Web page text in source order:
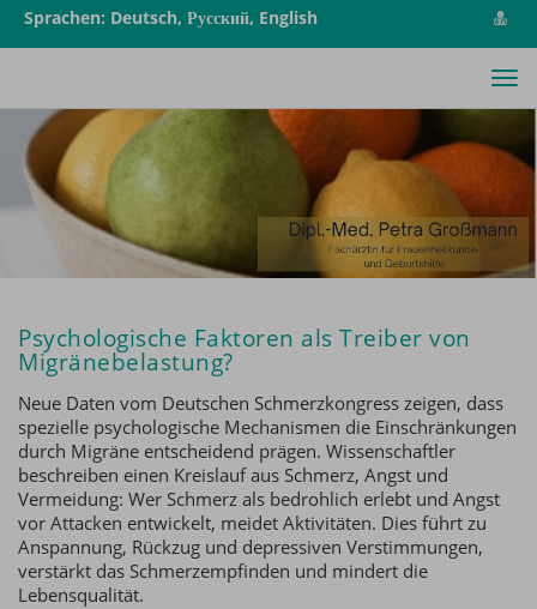
Sprachen: Deutsch, Русский, English
Psychologische Faktoren als Treiber von
Migränebelastung?
Neue Daten vom Deutschen Schmerzkongress zeigen, dass
spezielle psychologische Mechanismen die Einschränkungen
durch Migräne entscheidend prägen. Wissenschaftler
beschreiben einen Kreislauf aus Schmerz, Angst und
Vermeidung: Wer Schmerz als bedrohlich erlebt und Angst
vor Attacken entwickelt, meidet Aktivitäten. Dies führt zu
Anspannung, Rückzug und depressiven Verstimmungen,
verstärkt das Schmerzempfinden und mindert die
Lebensqualität.